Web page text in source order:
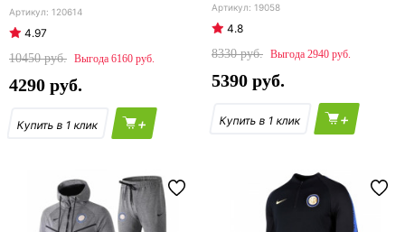
120614
4.97
10450
6160
4290
+
19058
4.8
8330
2940
5390
+